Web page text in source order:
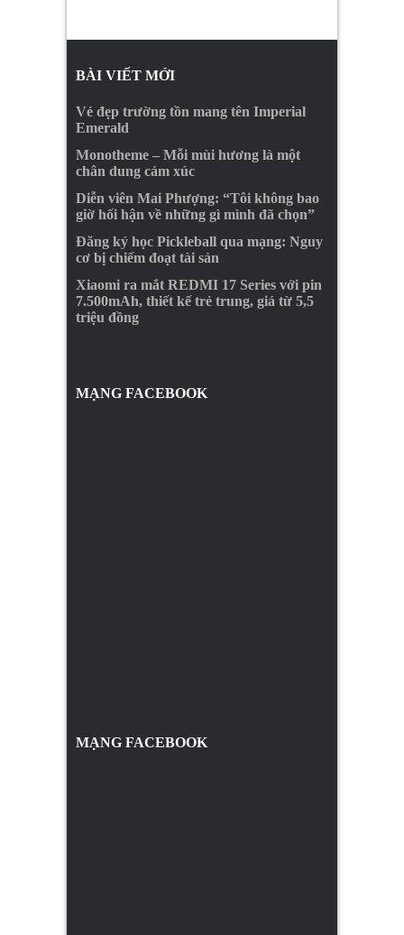
BÀI VIẾT MỚI
Vẻ đẹp trường tồn mang tên Imperial
Emerald
Monotheme – Mỗi mùi hương là một
chân dung cảm xúc
Diễn viên Mai Phượng: “Tôi không bao
giờ hối hận về những gì mình đã chọn”
Đăng ký học Pickleball qua mạng: Nguy
cơ bị chiếm đoạt tài sản
Xiaomi ra mắt REDMI 17 Series với pin
7.500mAh, thiết kế trẻ trung, giá từ 5,5
triệu đồng
MẠNG FACEBOOK
MẠNG FACEBOOK